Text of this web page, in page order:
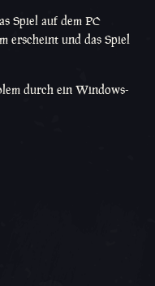
Spiel auf dem PC
erscheint und das Spiel
durch ein Windows-